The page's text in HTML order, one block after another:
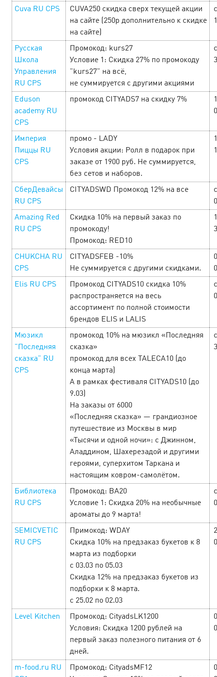
офферов, чтобы успеть забрать всё! …
Man’s week — Неделя исполнения
мужских желаний!26 February’25
Путь к сердцу мужчины лежит через прибыльные
офферы! Поэтому всю неделю, с 21 по 28 февраля, вас
ждут офферы, с повышенными ставками, акции,
промокоды и другие специальные бонусы от
рекламодателей! …
Ngày Lễ Tình Nhân tại Cityads — Đã
đến lúc mở lòng đón nhận tình yêu và
lợi nhuận!
10 February’25
Từ ngày 10 đến 16 tháng 2, hàng loạt offer hấp dẫn với mức
hoa hồng cao, khuyến mãi đặc biệt và mã giảm giá dành
riêng cho Ngày L…
Cuva RU СРS
CUVA250 скидка сверх текущей акции
на сайте (250р дополнительно к скидке
на сайте)
Русская
Школа
Управления
RU CPS
Промокод: kurs27
Условие 1: Скидка 27% по промокоду
"kurs27" на всё,
не суммируется с другими акциями
Eduson
academy RU
CPS
промокод CITYADS7 на скидку 7%
Империя
Пиццы RU
CPS
промо - LADY
Условия акции: Ролл в подарок при
заказе от 1900 руб. Не суммируется,
без сетов и наборов.
СберДевайсы
RU CPS
CITYADSWD Промокод 12% на все
Amazing Red
RU CPS
Скидка 10% на первый заказ по
промокоду!
Промокод: RED10
CHUKCHA RU
CPS
CITYADSFEB -10%
Не суммируется с другими скидками.
Elis RU CPS
Промокод CITYADS10 скидка 10%
распространяется на весь
ассортимент по полной стоимости
брендов ELIS и LALIS
Мюзикл
"Последняя
сказка" RU
CPS
промокод 10% на мюзикл «Последняя
сказка»
промокод для всех TALECA10 (до
конца марта)
А в рамках фестиваля CITYADS10 (до
9.03)
На заказы от 6000
«Последняя сказка» — грандиозное
путешествие из Москвы в мир
«Тысячи и одной ночи»: с Джинном,
Аладдином, Шахерезадой и другими
героями, суперхитом Таркана и
настоящим ковром-самолётом.
Библиотека
RU CPS
Промокод: BA20
Условие 1: Скидка 20% на необычные
ароматы до 9 марта!
SEMICVETIC
RU CPS
Примокод: WDAY
Скидка 10% на предзаказ букетов к 8
марта из подборки
с 03.03 по 05.03
Скидка 12% на предзаказ букетов из
подборки к 8 марта.
с 25.02 по 02.03
Level Kitchen
Промокод: CityadsLK1200
Условия: Скидка 1200 рублей на
первый заказ полезного питания от 6
дней.
m-food.ru RU
Промокод: CityadsMF12